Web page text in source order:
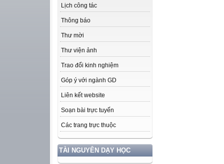
Lịch công tác
Thông báo
Thư mời
Thư viện ảnh
Trao đổi kinh nghiệm
Góp ý với ngành GD
Liên kết website
Soạn bài trực tuyến
Các trang trực thuộc
TÀI NGUYÊN DẠY HỌC